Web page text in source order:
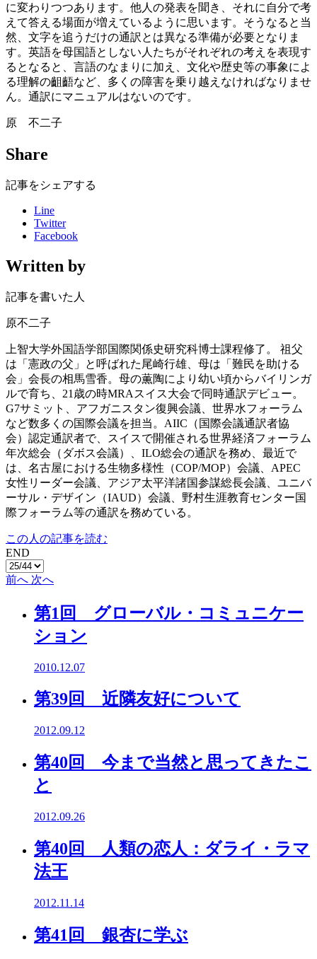
に変わりつつあります。他人の発表を聞き、それに自分で考
えて答える場面が増えているように思います。そうなると当
然、文字を追うだけの通訳とは異なる準備が必要となりま
す。英語を母国語としない人たちがそれぞれの考えを表現す
るとなると、言語のなまりに加え、文化や歴史等の事象によ
る理解の齟齬など、多くの障害を乗り越えなければなりませ
ん。通訳にマニュアルはないのです。
原 不二子
Share
記事をシェアする
Line
Twitter
Facebook
Written by
記事を書いた人
原不二子
上智大学外国語学部国際関係史研究科博士課程修了。 祖父
は「憲政の父」と呼ばれた尾崎行雄、母は「難民を助ける
会」会長の相馬雪香。母の薫陶により幼い頃からバイリンガ
ルで育ち、21歳の時MRAスイス大会で同時通訳デビュー。
G7サミット、アフガニスタン復興会議、世界水フォーラム
など数多くの国際会議を担当。AIIC（国際会議通訳者協
会）認定通訳者で、スイスで開催される世界経済フォーラム
年次総会（ダボス会議）、ILO総会の通訳を務め、最近で
は、名古屋における生物多様性（COP/MOP）会議、APEC
女性リーダー会議、アジア太平洋諸国参謀総長会議、ユニバ
ーサル・デザイン（IAUD）会議、野村生涯教育センター国
際フォーラム等の通訳を務めている。
この人の記事を読む
END
前へ 次へ
第1回 グローバル・コミュニケー
ション
2010.12.07
第39回 近隣友好について
2012.09.12
第40回 今まで当然と思ってきたこ
と
2012.09.26
第40回 人類の恋人：ダライ・ラマ
法王
2012.11.14
第41回 銀杏に学ぶ